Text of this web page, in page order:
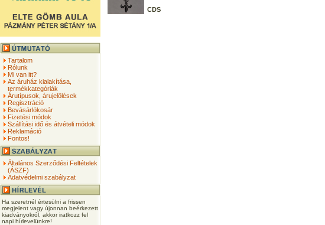
Tartalom
Rólunk
Mi van itt?
Az áruház kialakítása,
termékkategóriák
Árutípusok, árujelölések
Regisztráció
Bevásárlókosár
Fizetési módok
Szállítási idő és átvételi módok
Reklamáció
Fontos!
Általános Szerződési Feltételek
(ÁSZF)
Adatvédelmi szabályzat
Ha szeretnél értesülni a frissen
megjelent vagy újonnan beérkezett
kiadványokról, akkor iratkozz fel
napi hírlevelünkre!
CDS